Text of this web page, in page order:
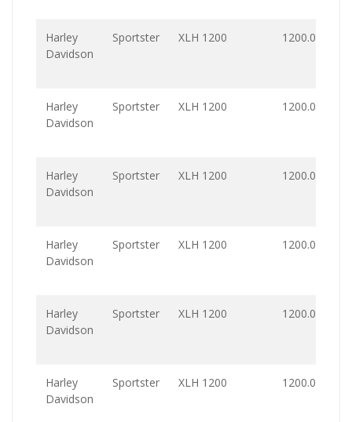
Harley
Davidson
Sportster XLH 1200 1200.0
Harley
Davidson
Sportster XLH 1200 1200.0
Harley
Davidson
Sportster XLH 1200 1200.0
Harley
Davidson
Sportster XLH 1200 1200.0
Harley
Davidson
Sportster XLH 1200 1200.0
Harley
Davidson
Sportster XLH 1200 1200.0